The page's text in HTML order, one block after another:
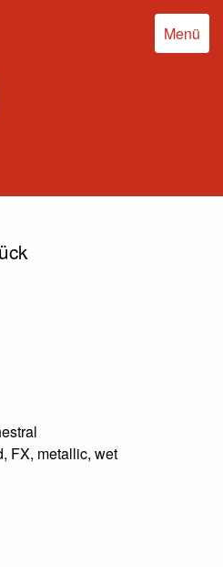
Menü
FX, metallic, wet